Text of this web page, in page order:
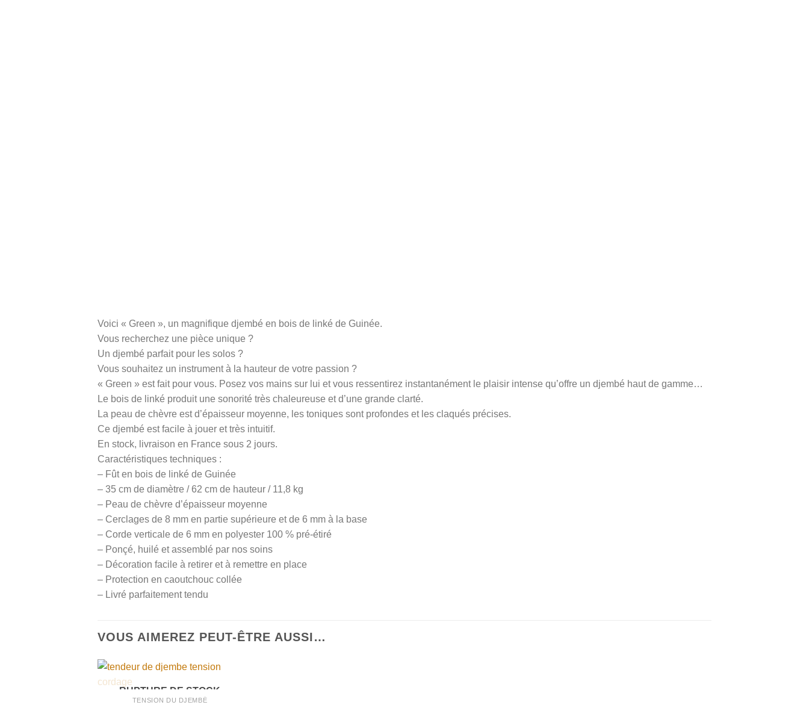
Voici « Green », un magnifique djembé en bois de linké de Guinée.
Vous recherchez une pièce unique ?
Un djembé parfait pour les solos ?
Vous souhaitez un instrument à la hauteur de votre passion ?
« Green » est fait pour vous. Posez vos mains sur lui et vous ressentirez instantanément le plaisir intense qu’offre un djembé haut de gamme…
Le bois de linké produit une sonorité très chaleureuse et d’une grande clarté.
La peau de chèvre est d’épaisseur moyenne, les toniques sont profondes et les claqués précises.
Ce djembé est facile à jouer et très intuitif.
En stock, livraison en France sous 2 jours.
Caractéristiques techniques :
– Fût en bois de linké de Guinée
– 35 cm de diamètre / 62 cm de hauteur / 11,8 kg
– Peau de chèvre d’épaisseur moyenne
– Cerclages de 8 mm en partie supérieure et de 6 mm à la base
– Corde verticale de 6 mm en polyester 100 % pré-étiré
– Ponçé, huilé et assemblé par nos soins
– Décoration facile à retirer et à remettre en place
– Protection en caoutchouc collée
– Livré parfaitement tendu
VOUS AIMEREZ PEUT-ÊTRE AUSSI…
RUPTURE DE STOCK
TENSION DU DJEMBÉ